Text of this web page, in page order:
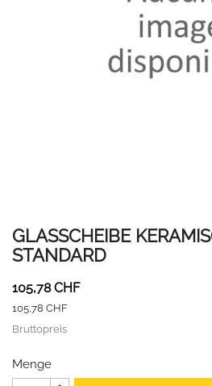
GLASSCHEIBE
STANDARD
105,78 CHF
105,78 CHF
Bruttopreis
Menge